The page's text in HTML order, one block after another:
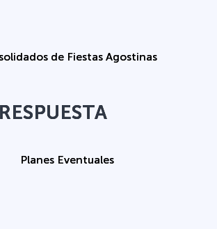
de Fiestas Agostinas
Planes Eventuales